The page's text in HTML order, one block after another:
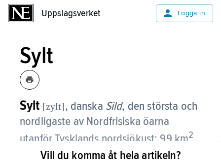
Uppslagsverket Logga in
Sylt
Sylt [zylt], danska Sild, den största och
nordligaste av Nordfrisiska öarna
utanför Tysklands nordsjökust; 99 km2
21 200 invånare (2010).
Vill du komma åt hela artikeln?